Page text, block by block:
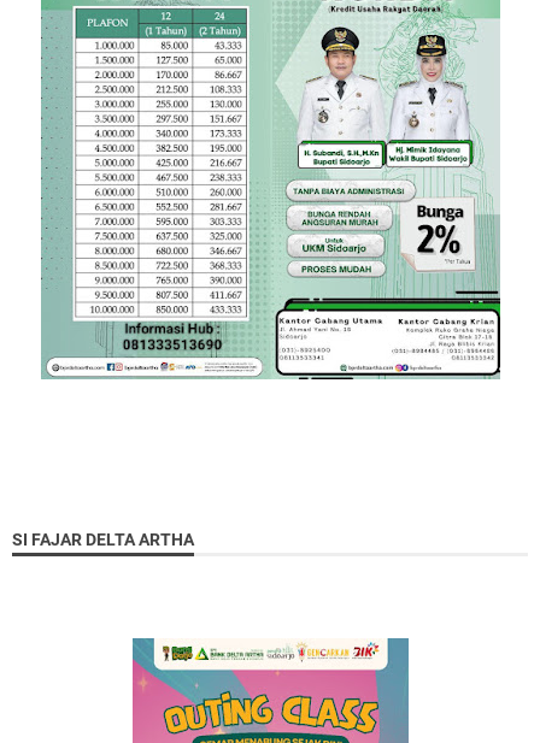
SI FAJAR DELTA ARTHA